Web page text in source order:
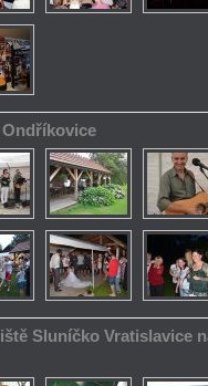
Ondříkovice
Sluníčko Vratislavice